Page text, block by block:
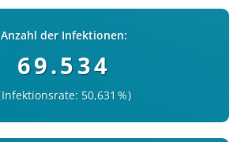
Anzahl der Infektionen:
69.534
Infektionsrate: 50,631 %